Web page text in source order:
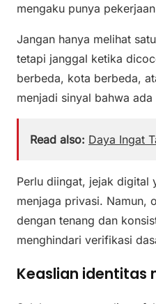
mengaku punya
Jangan hanya melihat
tetapi janggal ketika
berbeda, kota berbeda,
menjadi sinyal bahwa
Read also: Daya Ingat
Perlu diingat, jejak digital
menjaga privasi. Namun,
dengan tenang dan
menghindari verifikasi
Keaslian identitas